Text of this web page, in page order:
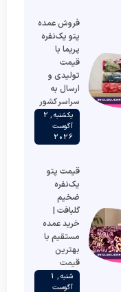
فروش عمده
پتو یک‌نفره
پریما با
قیمت
تولیدی و
ارسال به
سراسر کشور
یکشنبه , 2
آگوست
2026
قیمت پتو
یک‌نفره
ضخیم
گلبافت |
خرید عمده
مستقیم با
بهترین
قیمت
شنبه , 1
آگوست